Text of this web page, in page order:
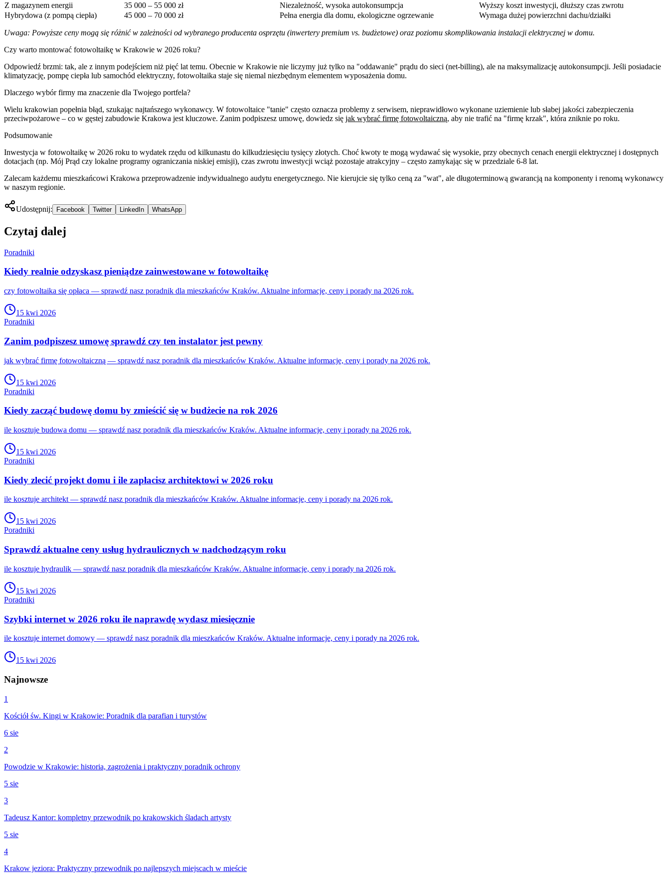
Z magazynem energii
35 000 – 55 000 zł Niezależność, wysoka autokonsumpcja
Wyższy koszt inwestycji, dłuższy czas zwrotu
Hybrydowa (z pompą ciepła)
45 000 – 70 000 zł Pełna energia dla domu, ekologiczne ogrzewanie Wymaga dużej powierzchni dachu/działki
Uwaga: Powyższe ceny mogą się różnić w zależności od wybranego producenta osprzętu (inwertery premium vs. budżetowe) oraz poziomu skomplikowania instalacji elektrycznej w domu.
Czy warto montować fotowoltaikę w Krakowie w 2026 roku?
Odpowiedź brzmi: tak, ale z innym podejściem niż pięć lat temu. Obecnie w Krakowie nie liczymy już tylko na "oddawanie" prądu do sieci (net-billing), ale na maksymalizację autokonsumpcji. Jeśli posiadacie
klimatyzację, pompę ciepła lub samochód elektryczny, fotowoltaika staje się niemal niezbędnym elementem wyposażenia domu.
Dlaczego wybór firmy ma znaczenie dla Twojego portfela?
Wielu krakowian popełnia błąd, szukając najtańszego wykonawcy. W fotowoltaice "tanie" często oznacza problemy z serwisem, nieprawidłowo wykonane uziemienie lub słabej jakości zabezpieczenia
przeciwpożarowe – co w gęstej zabudowie Krakowa jest kluczowe. Zanim podpiszesz umowę, dowiedz się jak wybrać firmę fotowoltaiczną, aby nie trafić na "firmę krzak", która zniknie po roku.
Podsumowanie
Inwestycja w fotowoltaikę w 2026 roku to wydatek rzędu od kilkunastu do kilkudziesięciu tysięcy złotych. Choć kwoty te mogą wydawać się wysokie, przy obecnych cenach energii elektrycznej i dostępnych
dotacjach (np. Mój Prąd czy lokalne programy ograniczania niskiej emisji), czas zwrotu inwestycji wciąż pozostaje atrakcyjny – często zamykając się w przedziale 6-8 lat.
Zalecam każdemu mieszkańcowi Krakowa przeprowadzenie indywidualnego audytu energetycznego. Nie kierujcie się tylko ceną za "wat", ale długoterminową gwarancją na komponenty i renomą wykonawcy
w naszym regionie.
Udostępnij: Facebook Twitter LinkedIn WhatsApp
Czytaj dalej
Poradniki
Kiedy realnie odzyskasz pieniądze zainwestowane w fotowoltaikę
czy fotowoltaika się opłaca — sprawdź nasz poradnik dla mieszkańców Kraków. Aktualne informacje, ceny i porady na 2026 rok.
15 kwi 2026
Poradniki
Zanim podpiszesz umowę sprawdź czy ten instalator jest pewny
jak wybrać firmę fotowoltaiczną — sprawdź nasz poradnik dla mieszkańców Kraków. Aktualne informacje, ceny i porady na 2026 rok.
15 kwi 2026
Poradniki
Kiedy zacząć budowę domu by zmieścić się w budżecie na rok 2026
ile kosztuje budowa domu — sprawdź nasz poradnik dla mieszkańców Kraków. Aktualne informacje, ceny i porady na 2026 rok.
15 kwi 2026
Poradniki
Kiedy zlecić projekt domu i ile zapłacisz architektowi w 2026 roku
ile kosztuje architekt — sprawdź nasz poradnik dla mieszkańców Kraków. Aktualne informacje, ceny i porady na 2026 rok.
15 kwi 2026
Poradniki
Sprawdź aktualne ceny usług hydraulicznych w nadchodzącym roku
ile kosztuje hydraulik — sprawdź nasz poradnik dla mieszkańców Kraków. Aktualne informacje, ceny i porady na 2026 rok.
15 kwi 2026
Poradniki
Szybki internet w 2026 roku ile naprawdę wydasz miesięcznie
ile kosztuje internet domowy — sprawdź nasz poradnik dla mieszkańców Kraków. Aktualne informacje, ceny i porady na 2026 rok.
15 kwi 2026
Najnowsze
1
Kościół św. Kingi w Krakowie: Poradnik dla parafian i turystów
6 sie
2
Powodzie w Krakowie: historia, zagrożenia i praktyczny poradnik ochrony
5 sie
3
Tadeusz Kantor: kompletny przewodnik po krakowskich śladach artysty
5 sie
4
Krakow jeziora: Praktyczny przewodnik po najlepszych miejscach w mieście